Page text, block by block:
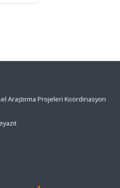
Araştırma Projeleri Koordinasyon